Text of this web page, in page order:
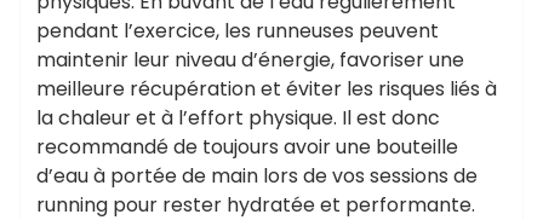
pendant l’exercice, les runneuses peuvent
maintenir leur niveau d’énergie, favoriser une
meilleure récupération et éviter les risques liés à
la chaleur et à l’effort physique. Il est donc
recommandé de toujours avoir une bouteille
d’eau à portée de main lors de vos sessions de
running pour rester hydratée et performante.